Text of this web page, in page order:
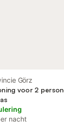
Görz
voor 2
nacht